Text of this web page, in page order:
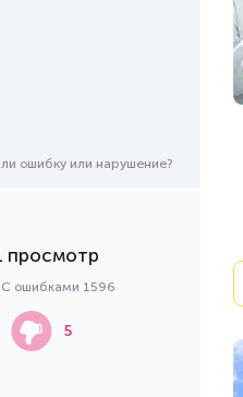
ошибку или нарушение?
просмотр
ошибками 1596
5